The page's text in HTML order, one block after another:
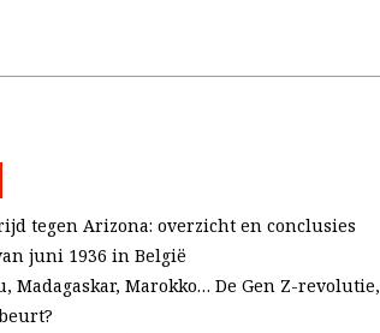
tegen Arizona: overzicht en conclusies
juni 1936 in België
Madagaskar, Marokko… De Gen Z-revolutie,